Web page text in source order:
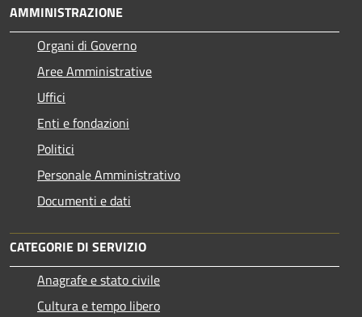
AMMINISTRAZIONE
Organi di Governo
Aree Amministrative
Uffici
Enti e fondazioni
Politici
Personale Amministrativo
Documenti e dati
CATEGORIE DI SERVIZIO
Anagrafe e stato civile
Cultura e tempo libero